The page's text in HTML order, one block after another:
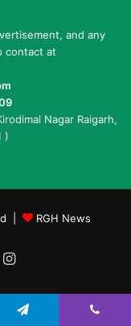
and any
contact at
Nagar Raigarh,
)
| RGH News
Instagram